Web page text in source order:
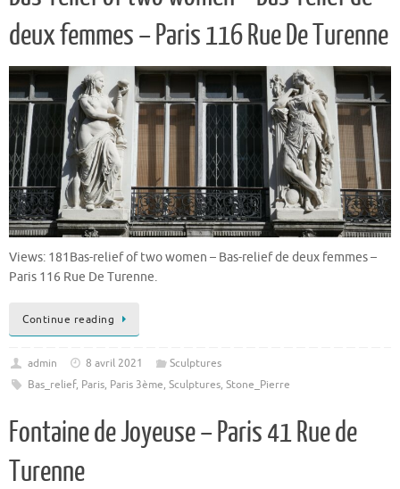
deux femmes – Paris 116 Rue De Turenne
Views: 181Bas-relief of two women – Bas-relief de deux femmes –
Paris 116 Rue De Turenne.
Continue reading
admin 8 avril 2021
Sculptures
Bas_relief, Paris, Paris 3ème, Sculptures, Stone_Pierre
Fontaine de Joyeuse – Paris 41 Rue de
Turenne